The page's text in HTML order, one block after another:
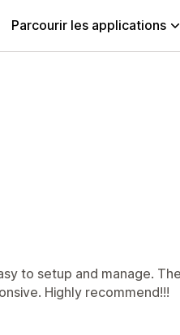
Parcourir les applications
to setup and manage.
Highly recommend!!!